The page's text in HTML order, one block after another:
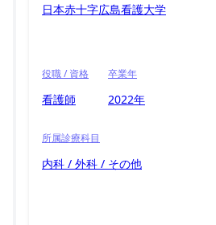
日本赤十字広島看護大学
役職 / 資格
看護師
卒業年
2022年
所属診療科目
内科 / 外科 / その他